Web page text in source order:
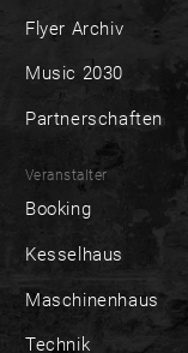
Flyer Archiv
Music 2030
Partnerschaften
Veranstalter
Booking
Kesselhaus
Maschinenhaus
Technik